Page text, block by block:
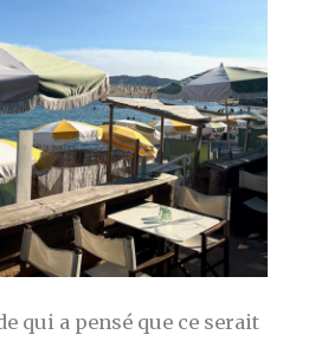
qui a pensé que ce serait